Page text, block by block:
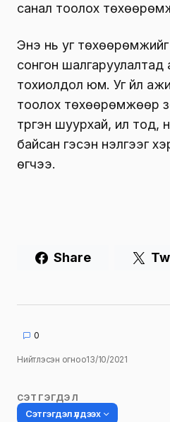
санал тоолох
Энэ нь уг
сонгон шалгаруулалтад
тохиолдол юм. Уг үйл
тоолох төхөөрөмжөөр
түргэн шуурхай, ил тод,
байсан гэсэн үнэлгээг
өгчээ.
Share
0
Нийтлэсэн огноо13/10/2021
СЭТГЭГДЭЛ
Сэтгэгдэл үлдээх